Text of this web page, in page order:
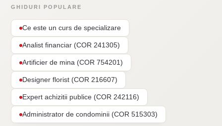
GHIDURI POPULARE
Ce este un curs de specializare
Analist financiar (COR 241305)
Artificier de mina (COR 754201)
Designer florist (COR 216607)
Expert achizitii publice (COR 242116)
Administrator de condominii (COR 515303)